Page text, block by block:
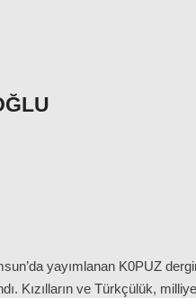
yayımlanan K0PUZ
Kızılların ve Türkçülük,